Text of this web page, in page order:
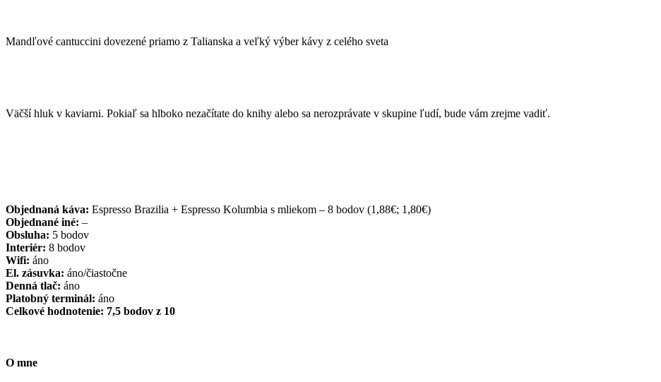
Mandľové cantuccini dovezené priamo z Talianska a veľký výber kávy z celého sveta
Väčší hluk v kaviarni. Pokiaľ sa hlboko nezačítate do knihy alebo sa nerozprávate v skupine ľudí, bude vám zrejme vadiť.
Objednaná káva: Espresso Brazilia + Espresso Kolumbia s mliekom – 8 bodov (1,88€; 1,80€)
Objednané iné: –
Obsluha: 5 bodov
Interiér: 8 bodov
Wifi: áno
El. zásuvka: áno/čiastočne
Denná tlač: áno
Platobný terminál: áno
Celkové hodnotenie: 7,5 bodov z 10
O mne